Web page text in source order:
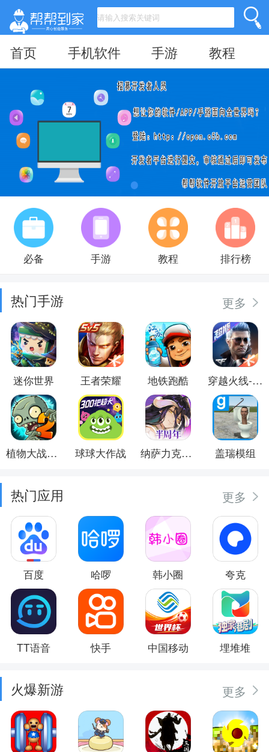
首页 手机软件 手游 教程
必备 手游 教程 排行榜
热门手游 更多
迷你世界 王者荣耀 地铁跑酷 穿越火线-枪战王者
植物大战僵尸2 球球大作战 纳萨力克之王 盖瑞模组
热门应用 更多
百度 哈啰 韩小圈 夸克
TT语音 快手 中国移动 埋堆堆
火爆新游 更多